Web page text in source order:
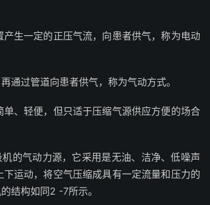
生一定的正压气流，向患者供气，称为电动
通过管道向患者供气，称为气动方式。
、轻便，但只适于压缩气源供应方便的场合
的气动力源，它采用是无油、洁净、低噪声
运动，将空气压缩成具有一定流量和压力的
结构如同2 -7所示。